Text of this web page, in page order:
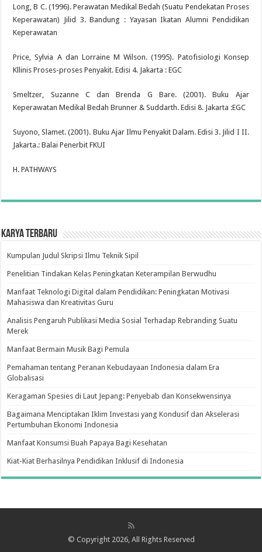
Long, B C. (1996). Perawatan Medikal Bedah (Suatu Pendekatan Proses
Keperawatan) Jilid 3. Bandung : Yayasan Ikatan Alumni Pendidikan
Keperawatan
Price, Sylvia A dan Lorraine M Wilson. (1995). Patofisiologi Konsep
Kllinis Proses-proses Penyakit. Edisi 4. Jakarta : EGC
Smeltzer, Suzanne C dan Brenda G Bare. (2001). Buku Ajar
Keperawatan Medikal Bedah Brunner & Suddarth. Edisi 8. Jakarta :EGC
Suyono, Slamet. (2001). Buku Ajar Ilmu Penyakit Dalam. Edisi 3. Jilid I II.
Jakarta.: Balai Penerbit FKUI
H. PATHWAYS
Karya Terbaru
Kumpulan Judul Skripsi Ilmu Teknik Sipil
Penelitian Tindakan Kelas Peningkatan Keterampilan Berwudhu
Manfaat Teknologi Digital dalam Pendidikan: Peningkatan Motivasi
Mahasiswa dan Kreativitas Guru
Analisis Pengaruh Publikasi Media Sosial Terhadap Rebranding Suatu
Merek
Manfaat Bermain Musik Bagi Pemula
Pemahaman tentang Peranan Kebudayaan Indonesia dalam Era
Globalisasi
Keragaman Spesies di Laut Jepang: Penyebab dan Konsekwensinya
Bagaimana Menciptakan Iklim Investasi yang Kondusif dan Akselerasi
Pertumbuhan Ekonomi Indonesia
Manfaat Konsumsi Buah Papaya Bagi Kesehatan
Kiat-Kiat Berhasilnya Pendidikan Inklusif di Indonesia
© Copyright 2026, All Rights Reserved